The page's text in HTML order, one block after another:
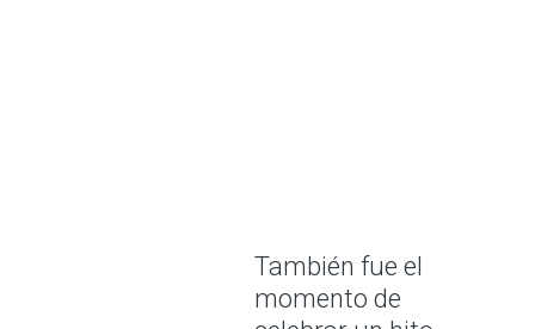
También fue el
momento de